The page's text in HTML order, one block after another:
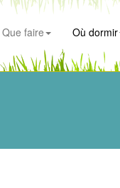
Que faire Où dormir